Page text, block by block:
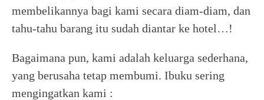
membelikannya bagi kami secara diam-diam, dan
tahu-tahu barang itu sudah diantar ke hotel…!
Bagaimana pun, kami adalah keluarga sederhana,
yang berusaha tetap membumi. Ibuku sering
mengingatkan kami :